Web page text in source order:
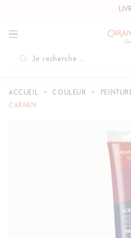
ACCUEIL COULEUR
CARMIN